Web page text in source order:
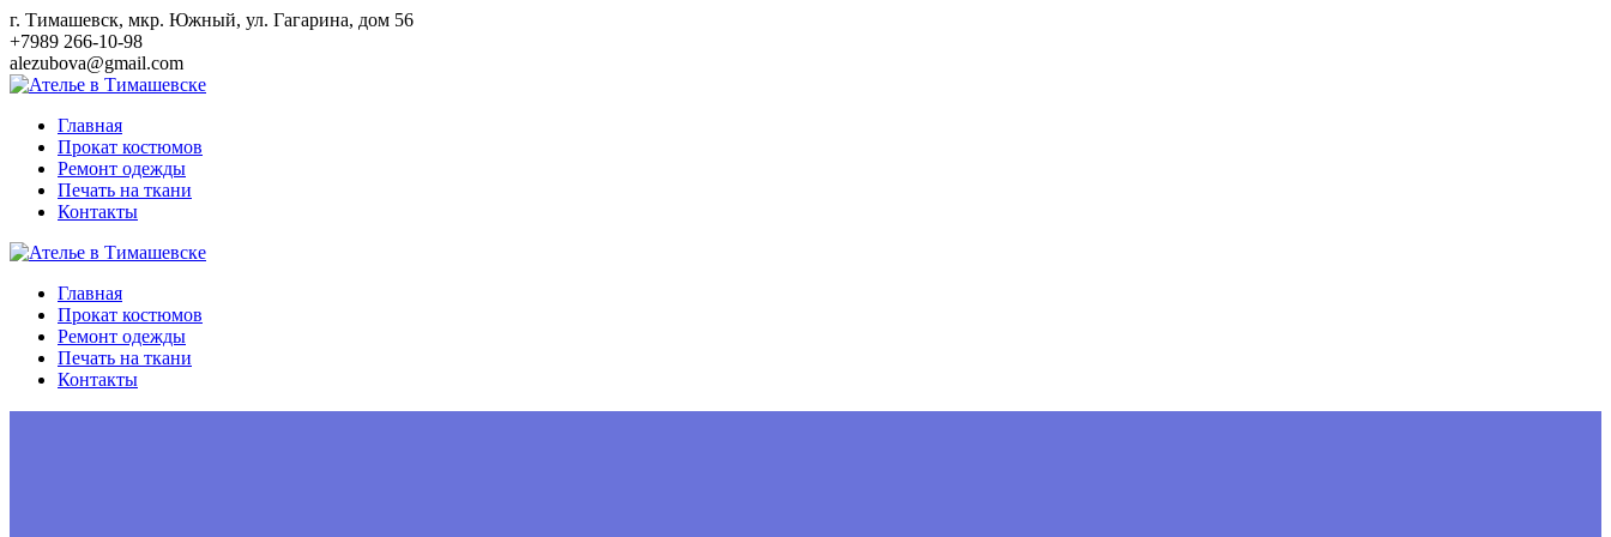
Перейти
к
контенту
г. Тимашевск, мкр. Южный, ул. Гагарина, дом 56
+7989 266-10-98
alezubova@gmail.com
Главная
Прокат костюмов
Ремонт одежды
Печать на ткани
Контакты
Главная
Прокат костюмов
Ремонт одежды
Печать на ткани
Контакты